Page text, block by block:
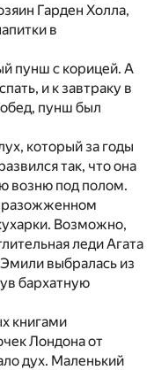
Гарден Холла,
в
пунш с корицей. А
и к завтраку в
пунш был
который за годы
так, что она
возню под полом.
разожженном
Возможно,
леди Агата
выбралась из
бархатную
книгами
Лондона от
дух. Маленький